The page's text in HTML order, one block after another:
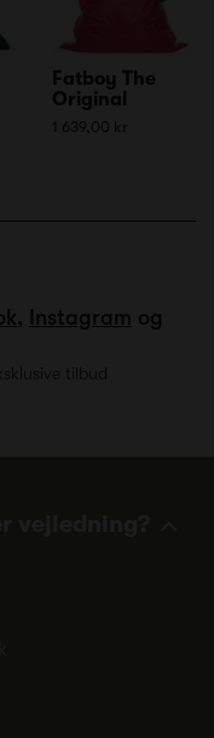
Fatboy The
Original
1 639,00 kr
, Instagram og
tilbud